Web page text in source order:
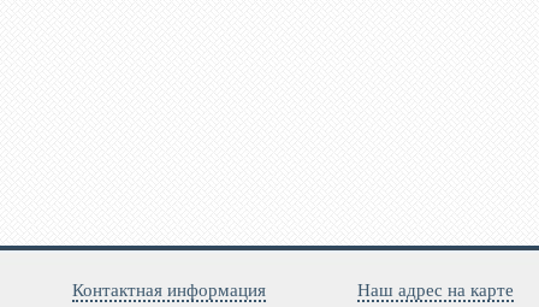
Контактная информация Наш адрес на карте